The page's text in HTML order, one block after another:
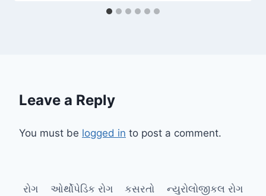
Leave a Reply
You must be logged in to post a comment.
રોગ ઓર્થોપેડિક રોગ કસરતો
ન્યુરોલોજીકલ રોગ